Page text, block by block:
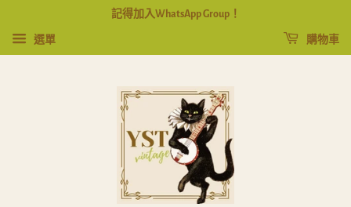
記得加入WhatsApp Group！
選單 購物車